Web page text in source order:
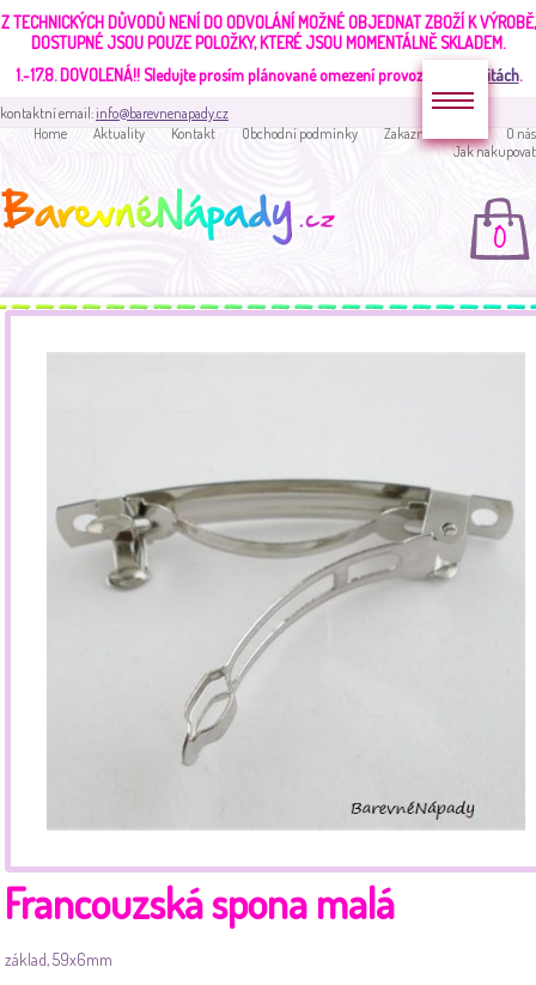
Z TECHNICKÝCH DŮVODŮ NENÍ DO ODVOLÁNÍ MOŽNÉ OBJEDNAT ZBOŽÍ K VÝROBĚ,
DOSTUPNÉ JSOU POUZE POLOŽKY, KTERÉ JSOU MOMENTÁLNĚ SKLADEM.
1.-17.8. DOVOLENÁ!!Sledujte prosím plánované omezení provozu v aktualitách.
kontaktní email:info@barevnenapady.cz
Home
Aktuality Kontakt Obchodní podmínky Zakaznická sekce
O nás
Jak nakupovat
0
Francouzská spona malá
základ, 59x6mm